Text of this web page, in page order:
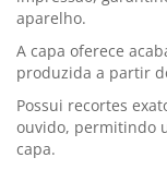
aparelho.
A capa oferece
produzida a partir
Possui recortes
ouvido, permitindo
capa.